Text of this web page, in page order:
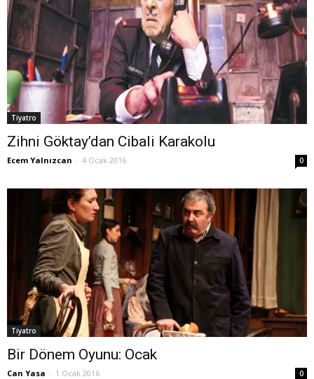
Tiyatro
Zihni Göktay’dan Cibali Karakolu
Ecem Yalnızcan - 4 Ocak 2016 0
Tiyatro
Bir Dönem Oyunu: Ocak
Can Yasa - 1 Ocak 2016 0